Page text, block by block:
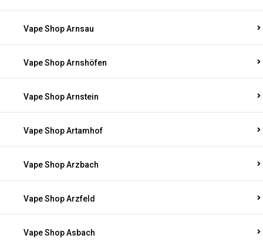
Vape Shop Arnsau
Vape Shop Arnshöfen
Vape Shop Arnstein
Vape Shop Artamhof
Vape Shop Arzbach
Vape Shop Arzfeld
Vape Shop Asbach